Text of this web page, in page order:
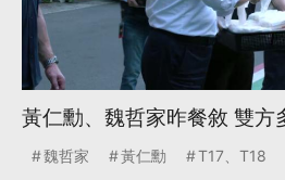
黃仁勳、魏哲家昨餐敘 雙方
魏哲家 黃仁勳 T17、T18